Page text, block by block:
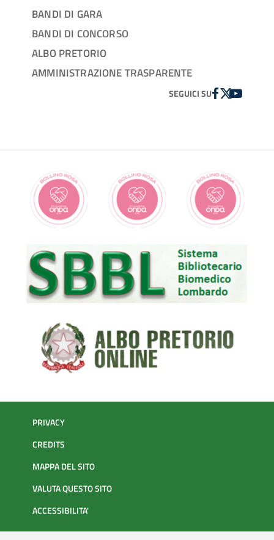
BANDI DI GARA
BANDI DI CONCORSO
ALBO PRETORIO
AMMINISTRAZIONE TRASPARENTE
SEGUICI SUFACEBOOK
TWITTER
YOUTUBE
PRIVACY
CREDITS
MAPPA DEL SITO
VALUTA QUESTO SITO
ACCESSIBILITA'